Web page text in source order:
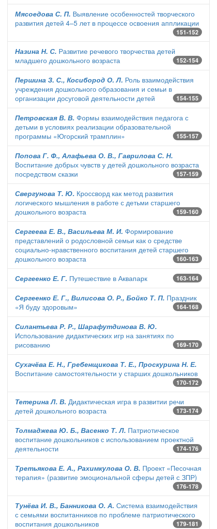
Мясоедова С. П. Выявление особенностей творческого
развития детей 4–5 лет в процессе освоения аппликации
151-152
Назина Н. С. Развитие речевого творчества детей
младшего дошкольного возраста
152-154
Першина З. С., Косибород О. Л. Роль взаимодействия
учреждения дошкольного образования и семьи в
организации досуговой деятельности детей
154-155
Петровская В. В. Формы взаимодействия педагога с
детьми в условиях реализации образовательной
программы «Югорский трамплин»
155-157
Попова Г. Ф., Алафьева О. В., Гаврилова С. Н.
Воспитание добрых чувств у детей дошкольного возраста
посредством сказки
157-159
Свергунова Т. Ю. Кроссворд как метод развития
логического мышления в работе с детьми старшего
дошкольного возраста
159-160
Сергеева Е. В., Васильева М. И. Формирование
представлений о родословной семьи как о средстве
социально-нравственного воспитания детей старшего
дошкольного возраста
160-163
Сергеенко Е. Г. Путешествие в Аквапарк 163-164
Сергеенко Е. Г., Вилисова О. Р., Бойко Т. П. Праздник
«Я буду здоровым»
164-168
Силантьева Р. Р., Шарафутдинова В. Ю.
Использование дидактических игр на занятиях по
рисованию
169-170
Сухачёва Е. Н., Гребенщикова Т. Е., Проскурина Н. Е.
Воспитание самостоятельности у старших дошкольников
170-172
Тетерина Л. В. Дидактическая игра в развитии речи
детей дошкольного возраста
173-174
Толмаджева Ю. Б., Васенко Т. Л. Патриотическое
воспитание дошкольников с использованием проектной
деятельности
174-176
Третьякова Е. А., Рахимкулова О. В. Проект «Песочная
терапия» (развитие эмоциональной сферы детей с ЗПР)
176-178
Тунёва И. В., Банникова О. А. Система взаимодействия
с семьями воспитанников по проблеме патриотического
воспитания дошкольников
179-181